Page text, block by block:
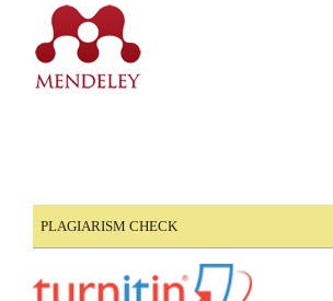
PLAGIARISM CHECK